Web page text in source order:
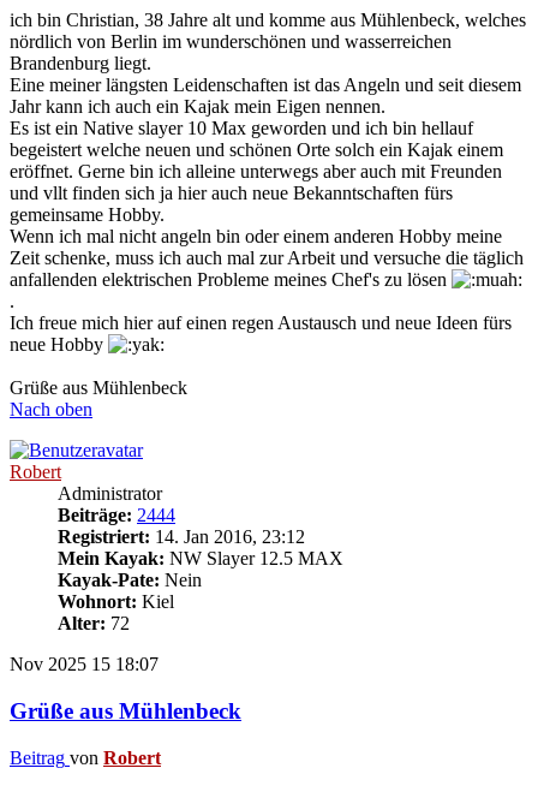
ich bin Christian, 38 Jahre alt und komme aus Mühlenbeck, welches
nördlich von Berlin im wunderschönen und wasserreichen
Brandenburg liegt.
Eine meiner längsten Leidenschaften ist das Angeln und seit diesem
Jahr kann ich auch ein Kajak mein Eigen nennen.
Es ist ein Native slayer 10 Max geworden und ich bin hellauf
begeistert welche neuen und schönen Orte solch ein Kajak einem
eröffnet. Gerne bin ich alleine unterwegs aber auch mit Freunden
und vllt finden sich ja hier auch neue Bekanntschaften fürs
gemeinsame Hobby.
Wenn ich mal nicht angeln bin oder einem anderen Hobby meine
Zeit schenke, muss ich auch mal zur Arbeit und versuche die täglich
anfallenden elektrischen Probleme meines Chef's zu lösen
.
Ich freue mich hier auf einen regen Austausch und neue Ideen fürs
neue Hobby
Grüße aus Mühlenbeck
Nach oben
Robert
Administrator
Beiträge: 2444
Registriert: 14. Jan 2016, 23:12
Mein Kayak: NW Slayer 12.5 MAX
Kayak-Pate: Nein
Wohnort: Kiel
Alter: 72
Nov 2025 15 18:07
Grüße aus Mühlenbeck
Beitrag von Robert